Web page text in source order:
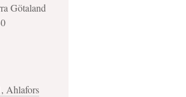
Götaland
Ahlafors